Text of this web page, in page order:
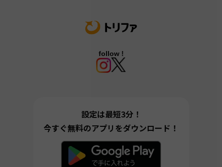
follow !
設定は最短3分！
今すぐ無料のアプリをダウンロード！